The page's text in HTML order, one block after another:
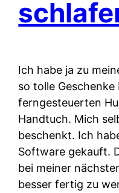
Ich habe ja zu
so tolle
ferngesteuerten
Handtuch. Mich
beschenkt. Ich
Software gekauft.
bei meiner
besser fertig zu